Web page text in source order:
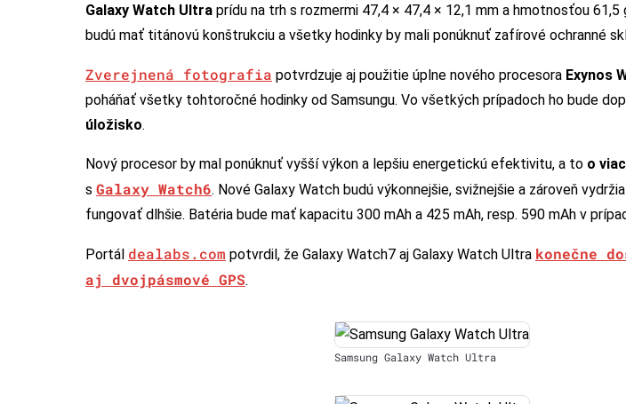
Galaxy Watch Ultra prídu na trh s rozmermi 47,4 × 47,4 × 12,1 mm a hmotnosťou 61,5
budú mať titánovú konštrukciu a všetky hodinky by mali ponúknuť zafírové ochranné
Zverejnená fotografia potvrdzuje aj použitie úplne nového procesora Exynos
poháňať všetky tohtoročné hodinky od Samsungu. Vo všetkých prípadoch ho bude
úložisko.
Nový procesor by mal ponúknuť vyšší výkon a lepšiu energetickú efektivitu, a to o
s Galaxy Watch6. Nové Galaxy Watch budú výkonnejšie, svižnejšie a zároveň
fungovať dlhšie. Batéria bude mať kapacitu 300 mAh a 425 mAh, resp. 590 mAh v
Portál dealabs.com potvrdil, že Galaxy Watch7 aj Galaxy Watch Ultra konečne
aj dvojpásmové GPS.
Samsung Galaxy Watch Ultra